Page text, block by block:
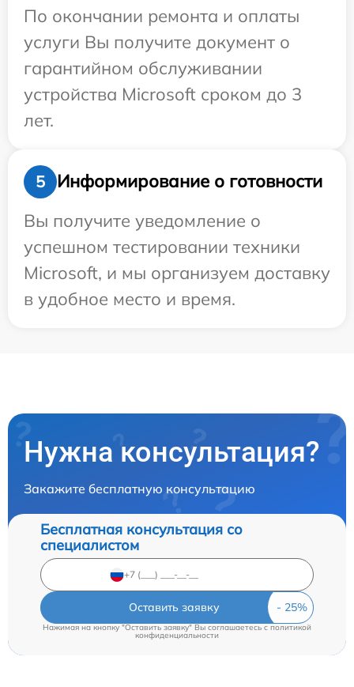
По окончании ремонта и оплаты
услуги Вы получите документ о
гарантийном обслуживании
устройства Microsoft сроком до 3
лет.
5
Информирование о готовности
Вы получите уведомление о
успешном тестировании техники
Microsoft, и мы организуем доставку
в удобное место и время.
Нужна консультация?
Закажите бесплатную консультацию
Бесплатная консультация со
специалистом
Оставить заявку
Нажимая на кнопку "Оставить заявку" Вы соглашаетесь cполитикой
конфиденциальности